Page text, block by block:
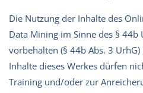
Die Nutzung der Inhalte des
Data Mining im Sinne des § 44b
vorbehalten (§ 44b Abs. 3
Inhalte dieses Werkes dürfen
Training und/oder zur